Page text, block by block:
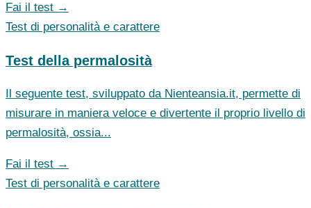
Fai il test →
Test di personalità e carattere
Test della permalosità
Il seguente test, sviluppato da Nienteansia.it, permette di
misurare in maniera veloce e divertente il proprio livello di
permalosità, ossia...
Fai il test →
Test di personalità e carattere